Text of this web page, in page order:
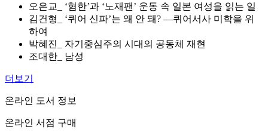
오은교_ ‘혐한’과 ‘노재팬’ 운동 속 일본 여성을 읽는 일
김건형_ ‘퀴어 신파’는 왜 안 돼? ―퀴어서사 미학을 위
하여
박혜진_ 자기중심주의 시대의 공동체 재현
조대한_ 남성
더보기
온라인 도서 정보
온라인 서점 구매